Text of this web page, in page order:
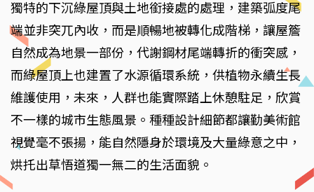
獨特的下沉綠屋頂與土地銜接處的處理，建築弧度尾
端並非突兀內收，而是順暢地被轉化成階梯，讓屋簷
自然成為地景一部份，代謝鋼材尾端轉折的衝突感，
而綠屋頂上也建置了水源循環系統，供植物永續生長
維護使用，未來，人群也能實際踏上休憩駐足，欣賞
不一樣的城市生態風景。種種設計細節都讓勤美術館
視覺毫不張揚，能自然隱身於環境及大量綠意之中，
烘托出草悟道獨一無二的生活面貌。